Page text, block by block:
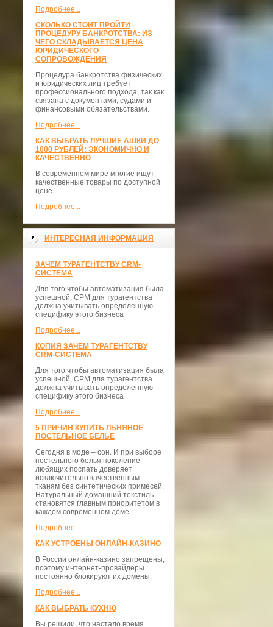
Подробнее...
СКОЛЬКО СТОИТ ПРОЙТИ
ПРОЦЕДУРУ БАНКРОТСТВА: ИЗ
ЧЕГО СКЛАДЫВАЕТСЯ ЦЕНА
ЮРИДИЧЕСКОГО
СОПРОВОЖДЕНИЯ
Процедура банкротства физических
и юридических лиц требует
профессионального подхода, так как
связана с документами, судами и
финансовыми обязательствами.
Подробнее...
КАК ВЫБРАТЬ ЛУЧШИЕ АШКИ ДО
1000 РУБЛЕЙ: ЭКОНОМИЧНО И
КАЧЕСТВЕННО
В современном мире многие ищут
качественные товары по доступной
цене.
Подробнее...
ИНТЕРЕСНАЯ ИНФОРМАЦИЯ
ЗАЧЕМ ТУРАГЕНТСТВУ CRM-
СИСТЕМА
Для того чтобы автоматизация была
успешной, СРМ для турагентства
должна учитывать определенную
специфику этого бизнеса
Подробнее...
КОПИЯ ЗАЧЕМ ТУРАГЕНТСТВУ
CRM-СИСТЕМА
Для того чтобы автоматизация была
успешной, СРМ для турагентства
должна учитывать определенную
специфику этого бизнеса
Подробнее...
5 ПРИЧИН КУПИТЬ ЛЬНЯНОЕ
ПОСТЕЛЬНОЕ БЕЛЬЕ
Сегодня в моде – сон. И при выборе
постельного белья поколение
любящих поспать доверяет
исключительно качественным
тканям без синтетических примесей.
Натуральный домашний текстиль
становятся главным приоритетом в
каждом современном доме.
Подробнее...
КАК УСТРОЕНЫ ОНЛАЙН-КАЗИНО
В России онлайн-казино запрещены,
поэтому интернет-провайдеры
постоянно блокируют их домены.
Подробнее...
КАК ВЫБРАТЬ КУХНЮ
Вы решили, что настало время